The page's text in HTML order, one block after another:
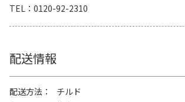
TEL
0120-92-2310
配送情報
配送方法
チルド